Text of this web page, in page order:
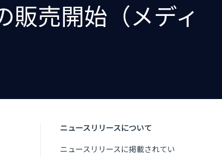
販売開始（メディ
ニュースリリースについて
ニュースリリースに掲載されてい